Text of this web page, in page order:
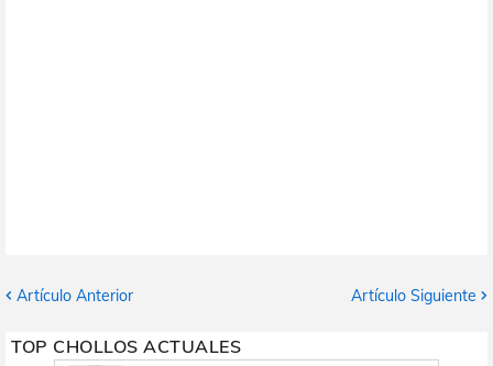
Artículo Anterior Artículo Siguiente
TOP CHOLLOS ACTUALES